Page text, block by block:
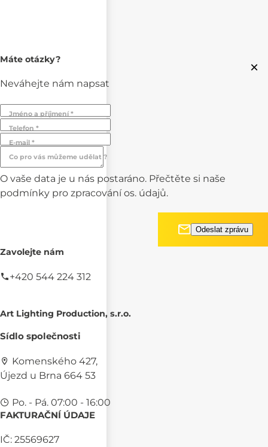
×
Máte otázky?
Neváhejte nám napsat
Jméno a příjmení *
Telefon *
E-mail *
Co pro vás můžeme udělat ?
O vaše data je u nás postaráno. Přečtěte si naše
podmínky pro zpracování os. údajů.
Zavolejte nám
+420 544 224 312
Art Lighting Production, s.r.o.
Sídlo společnosti
Komenského 427,
Újezd u Brna 664 53
Po. - Pá. 07:00 - 16:00
FAKTURAČNÍ ÚDAJE
IČ: 25569627